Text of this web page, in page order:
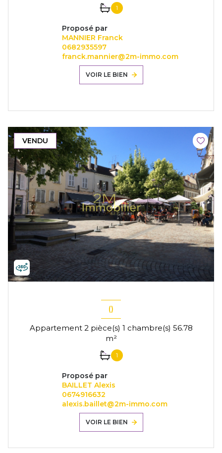
1
Proposé par
MANNIER Franck
0682935597
franck.mannier@2m-immo.com
VOIR LE BIEN
VENDU
()
Appartement 2 pièce(s) 1 chambre(s) 56.78
m²
1
Proposé par
BAILLET Alexis
0674916632
alexis.baillet@2m-immo.com
VOIR LE BIEN